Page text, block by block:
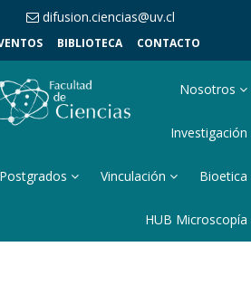
difusion.ciencias@uv.cl
BIBLIOTECA CONTACTO
Nosotros
Investigación
Postgrados Vinculación Bioetica
HUB Microscopía